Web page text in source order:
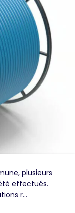
plusieurs
effectués.
r...